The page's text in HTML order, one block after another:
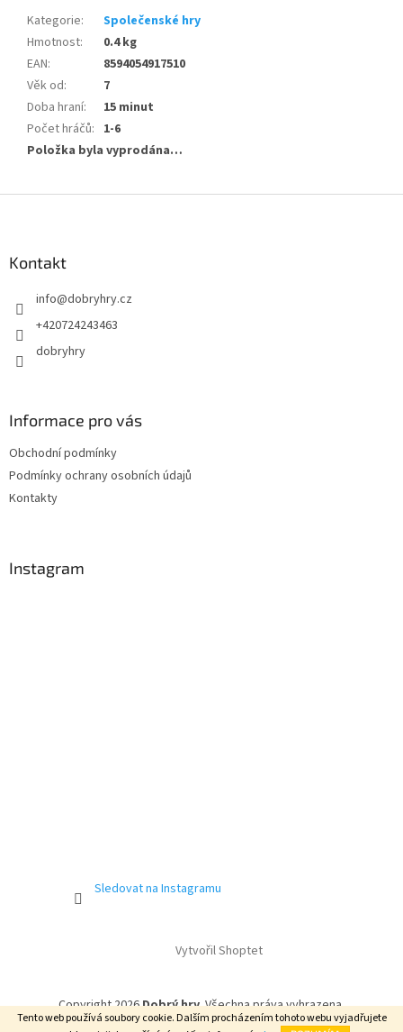
Tento web používá soubory cookie. Dalším procházením tohoto webu vyjadřujete
Kategorie:
Společenské hry
Hmotnost:
0.4 kg
EAN:
8594054917510
Věk od:
7
Doba hraní:
15 minut
Počet hráčů: 1-6
Položka byla vyprodána…
Kontakt
info@dobryhry.cz
+420724243463
dobryhry
Informace pro vás
Obchodní podmínky
Podmínky ochrany osobních údajů
Kontakty
Instagram
Sledovat na Instagramu
Vytvořil Shoptet
Copyright 2026Dobrý hry. Všechna práva vyhrazena.